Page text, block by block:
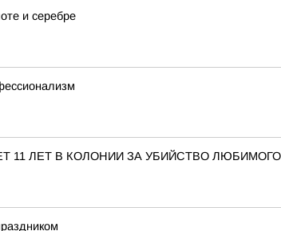
и серебре
11 ЛЕТ В КОЛОНИИ ЗА УБИЙСТВО ЛЮБИМОГО